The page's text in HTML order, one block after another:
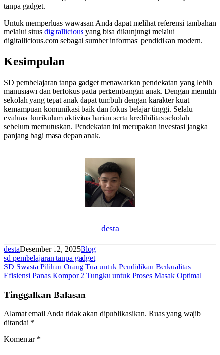
tanpa gadget.
Untuk memperluas wawasan Anda dapat melihat referensi tambahan
melalui situs digitallicious yang bisa dikunjungi melalui
digitallicious.com sebagai sumber informasi pendidikan modern.
Kesimpulan
SD pembelajaran tanpa gadget menawarkan pendekatan yang lebih
manusiawi dan berfokus pada perkembangan anak. Dengan memilih
sekolah yang tepat anak dapat tumbuh dengan karakter kuat
kemampuan komunikasi baik dan fokus belajar tinggi. Selalu
evaluasi kurikulum aktivitas harian serta kredibilitas sekolah
sebelum memutuskan. Pendekatan ini merupakan investasi jangka
panjang bagi masa depan anak.
desta
destaDesember 12, 2025Blog
sd pembelajaran tanpa gadget
Navigasi
pos
SD Swasta Pilihan Orang Tua untuk Pendidikan Berkualitas
Efisiensi Panas Kompor 2 Tungku untuk Proses Masak Optimal
Tinggalkan Balasan
Alamat email Anda tidak akan dipublikasikan. Ruas yang wajib
ditandai *
Komentar *